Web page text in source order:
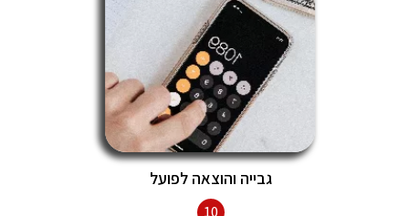
גבייה והוצאה לפועל
10